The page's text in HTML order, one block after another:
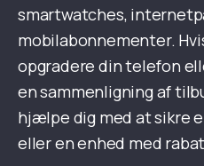
smartwatches,
mobilabonnementer.
opgradere din telefon
en sammenligning af
hjælpe dig med at sikre
eller en enhed med